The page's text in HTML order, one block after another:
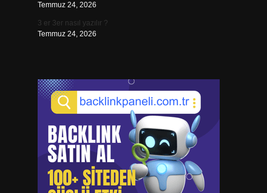
Temmuz 24, 2026
3 er 3er nasıl yazılır ?
Temmuz 24, 2026